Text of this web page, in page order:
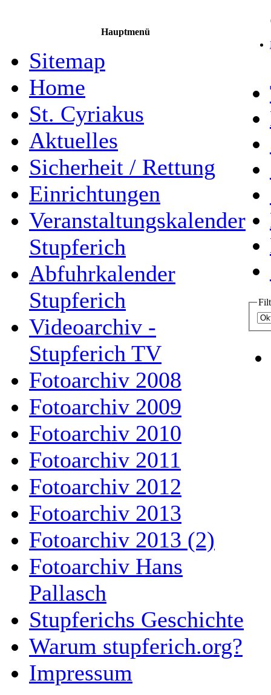
Hauptmenü
Sitemap
Home
St. Cyriakus
Aktuelles
Sicherheit / Rettung
Einrichtungen
Veranstaltungskalender
Stupferich
Abfuhrkalender
Stupferich
Videoarchiv -
Stupferich TV
Fotoarchiv 2008
Fotoarchiv 2009
Fotoarchiv 2010
Fotoarchiv 2011
Fotoarchiv 2012
Fotoarchiv 2013
Fotoarchiv 2013 (2)
Fotoarchiv Hans
Pallasch
Stupferichs Geschichte
Warum stupferich.org?
Impressum